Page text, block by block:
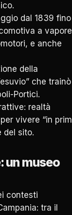
dal 1839 fino
a vapore
e anche
della
che
Portici.
realtà
vivere “in
del sito.
un museo
contesti
tra il